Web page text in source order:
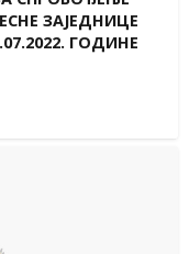
ЗАЈЕДНИЦЕ
ГОДИНЕ